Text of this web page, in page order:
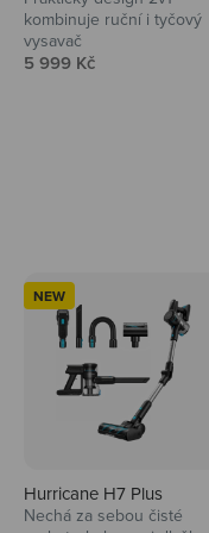
kombinuje ruční i tyčový
vysavač
Prodejní cena
5 999 Kč
NEW
Hurricane H7 Plus
Nechá za sebou čisté